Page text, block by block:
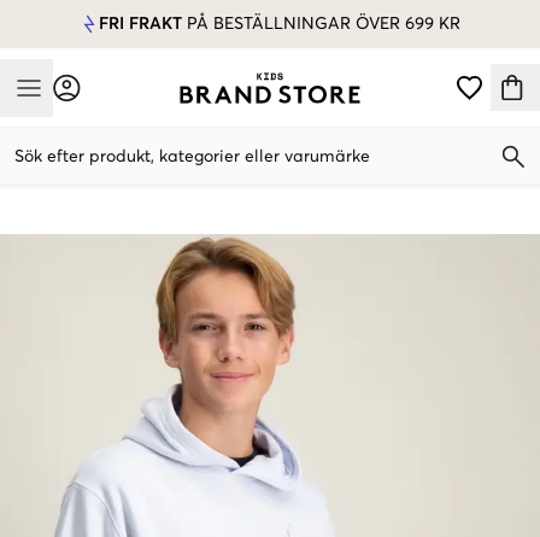
FRI FRAKT PÅ BESTÄLLNINGAR ÖVER 699 KR
Mobile Menu
Sök efter produkt, kategorier eller varumärke